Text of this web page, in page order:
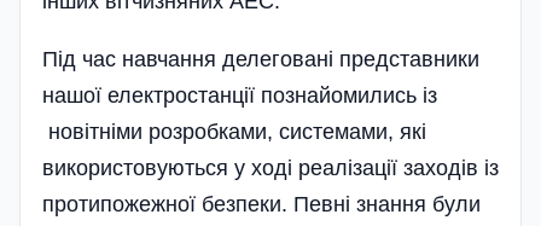
Під час навчання делеговані представники
нашої електростанції познайомились із
новітніми розробками, системами, які
використовуються у ході реалізації заходів із
протипожежної безпеки. Певні знання були